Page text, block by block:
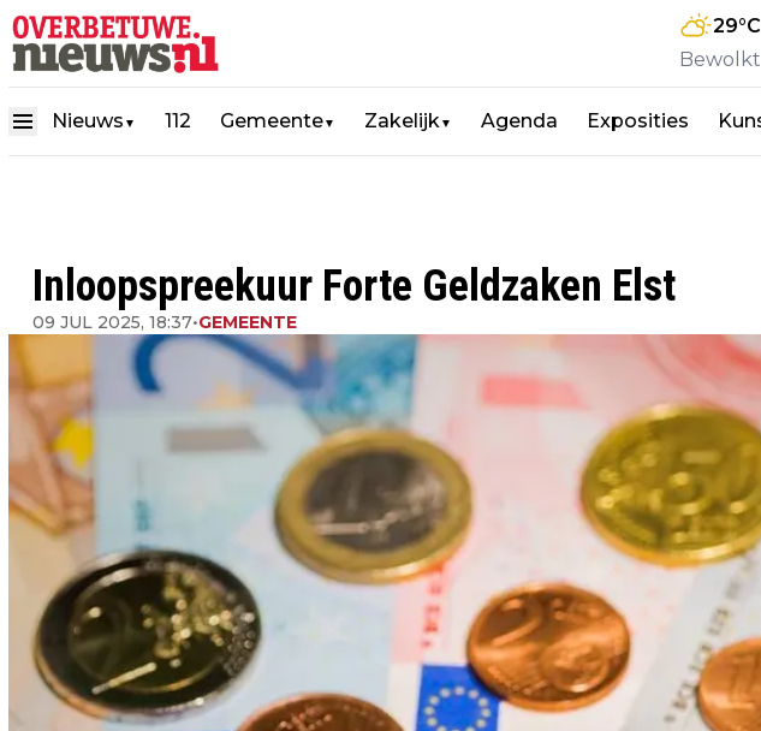
29°C
Bewolkt
Nieuws ▼ 112 Gemeente▼ Zakelijk▼ Agenda Exposities
Inloopspreekuur Forte Geldzaken Elst
09 JUL 2025, 18:37•GEMEENTE